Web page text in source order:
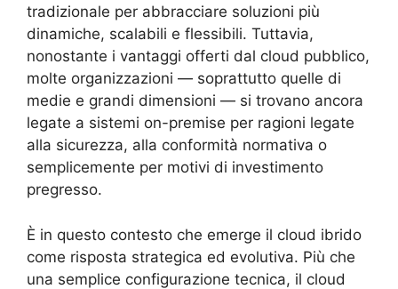
tradizionale per abbracciare soluzioni più
dinamiche, scalabili e flessibili. Tuttavia,
nonostante i vantaggi offerti dal cloud pubblico,
molte organizzazioni — soprattutto quelle di
medie e grandi dimensioni — si trovano ancora
legate a sistemi on-premise per ragioni legate
alla sicurezza, alla conformità normativa o
semplicemente per motivi di investimento
pregresso.
È in questo contesto che emerge il cloud ibrido
come risposta strategica ed evolutiva. Più che
una semplice configurazione tecnica, il cloud